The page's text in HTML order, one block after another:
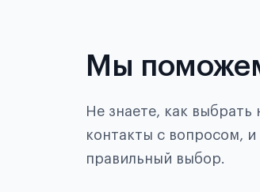
Мы
Не знаете, как
контакты с вопросом,
правильный выбор.